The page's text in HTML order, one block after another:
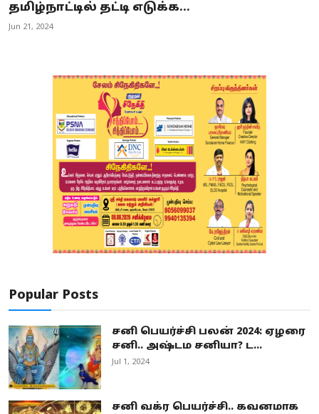
தமிழ்நாட்டில் தட்டி எடுக்க...
Jun 21, 2024
Popular Posts
சனி பெயர்ச்சி பலன் 2024: ஏழரை
சனி.. அஷ்டம சனியா? ட...
Jul 1, 2024
சனி வக்ர பெயர்ச்சி.. கவனமாக